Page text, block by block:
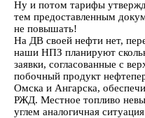
Ну и потом тарифы
тем предоставленным
не повышать!
На ДВ своей нефти нет,
наши НПЗ планируют
заявки, согласованные с
побочный продукт
Омска и Ангарска,
РЖД. Местное топливо
углем аналогичная